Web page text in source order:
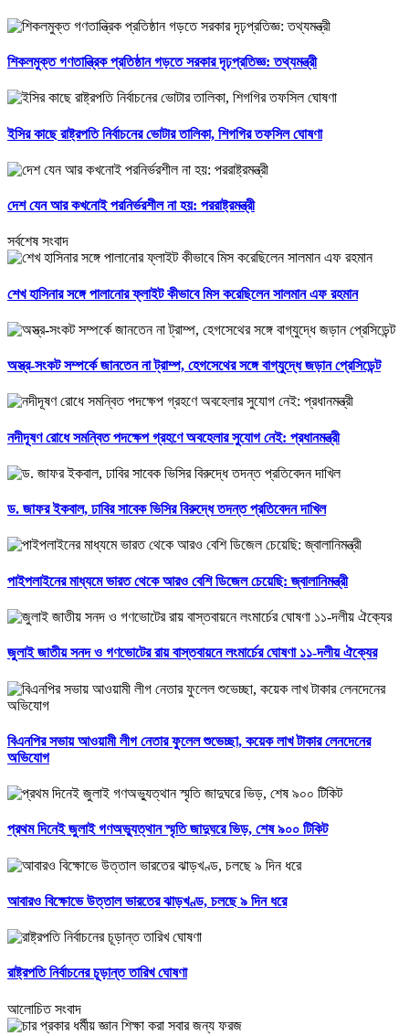
শিকলমুক্ত গণতান্ত্রিক প্রতিষ্ঠান গড়তে সরকার দৃঢ়প্রতিজ্ঞ: তথ্যমন্ত্রী
ইসির কাছে রাষ্ট্রপতি নির্বাচনের ভোটার তালিকা, শিগগির তফসিল ঘোষণা
দেশ যেন আর কখনোই পরনির্ভরশীল না হয়: পররাষ্ট্রমন্ত্রী
সর্বশেষ সংবাদ
শেখ হাসিনার সঙ্গে পালানোর ফ্লাইট কীভাবে মিস করেছিলেন সালমান এফ রহমান
অস্ত্র-সংকট সম্পর্কে জানতেন না ট্রাম্প, হেগসেথের সঙ্গে বাগ্‌যুদ্ধে জড়ান প্রেসিডেন্ট
নদীদূষণ রোধে সমন্বিত পদক্ষেপ গ্রহণে অবহেলার সুযোগ নেই: প্রধানমন্ত্রী
ড. জাফর ইকবাল, ঢাবির সাবেক ভিসির বিরুদ্ধে তদন্ত প্রতিবেদন দাখিল
পাইপলাইনের মাধ্যমে ভারত থেকে আরও বেশি ডিজেল চেয়েছি: জ্বালানিমন্ত্রী
জুলাই জাতীয় সনদ ও গণভোটের রায় বাস্তবায়নে লংমার্চের ঘোষণা ১১-দলীয় ঐক্যের
বিএনপির সভায় আওয়ামী লীগ নেতার ফুলেল শুভেচ্ছা, কয়েক লাখ টাকার লেনদেনের
অভিযোগ
প্রথম দিনেই জুলাই গণঅভ্যুত্থান স্মৃতি জাদুঘরে ভিড়, শেষ ৯০০ টিকিট
আবারও বিক্ষোভে উত্তাল ভারতের ঝাড়খণ্ড, চলছে ৯ দিন ধরে
রাষ্ট্রপতি নির্বাচনের চূড়ান্ত তারিখ ঘোষণা
আলোচিত সংবাদ